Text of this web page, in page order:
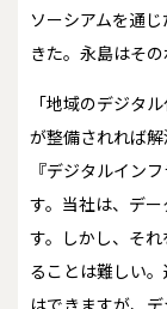
ソーシアムを通
きた。永島はそ
「地域のデジタ
が整備されれば
『デジタルイン
す。当社は、デ
す。しかし、そ
ることは難しい